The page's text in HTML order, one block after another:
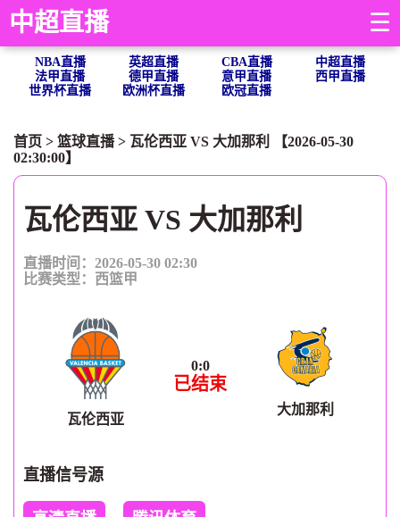
中超直播 ☰
NBA直播 英超直播 CBA直播
中超直播
法甲直播
德甲直播 意甲直播
西甲直播
世界杯直播
欧洲杯直播 欧冠直播
首页 > 篮球直播> 瓦伦西亚 VS 大加那利 【2026-05-30
02:30:00】
瓦伦西亚 VS 大加那利
直播时间：2026-05-30 02:30
比赛类型：
西篮甲
瓦伦西亚
0:0
已结束
大加那利
直播信号源